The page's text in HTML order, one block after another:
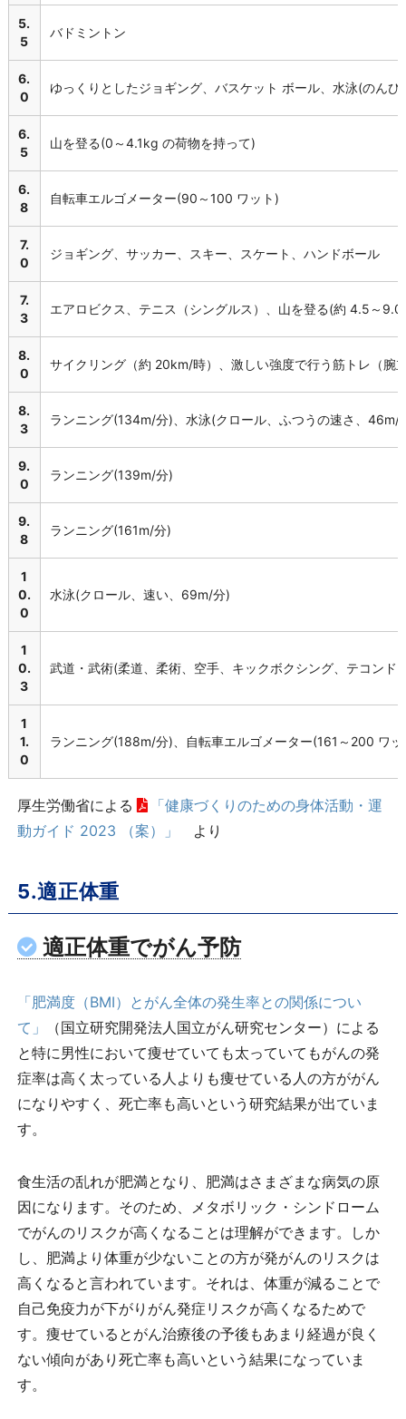
5.
5
バドミントン
6.
0
ゆっくりとしたジョギング、バスケット ボール、水泳(のん
6.
5
山を登る(0～4.1kg の荷物を持って)
6.
8
自転車エルゴメーター(90～100 ワット)
7.
0
ジョギング、サッカー、スキー、スケート、ハンドボール
7.
3
エアロビクス、テニス（シングルス）、山を登る(約 4.5～
8.
0
サイクリング（約 20km/時）、激しい強度で行う筋トレ（腕
8.
3
ランニング(134m/分)、水泳(クロール、ふつうの速さ、46m/
9.
0
ランニング(139m/分)
9.
8
ランニング(161m/分)
1
0.
0
水泳(クロール、速い、69m/分)
1
0.
3
武道・武術(柔道、柔術、空手、キックボクシング、テコンド
1
1.
0
ランニング(188m/分)、自転車エルゴメーター(161～200 ワッ
厚生労働省による
「健康づくりのための身体活動・運
動ガイド 2023 （案）」
より
5.適正体重
適正体重でがん予防
「肥満度（BMI）とがん全体の発生率との関係につい
て」
（国立研究開発法人国立がん研究センター）による
と特に男性において痩せていても太っていてもがんの発
症率は高く太っている人よりも痩せている人の方ががん
になりやすく、死亡率も高いという研究結果が出ていま
す。
食生活の乱れが肥満となり、肥満はさまざまな病気の原
因になります。そのため、メタボリック・シンドローム
でがんのリスクが高くなることは理解ができます。しか
し、肥満より体重が少ないことの方が発がんのリスクは
高くなると言われています。それは、体重が減ることで
自己免疫力が下がりがん発症リスクが高くなるためで
す。痩せているとがん治療後の予後もあまり経過が良く
ない傾向があり死亡率も高いという結果になっていま
す。